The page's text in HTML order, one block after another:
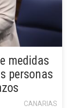
medidas
personas
CANARIAS